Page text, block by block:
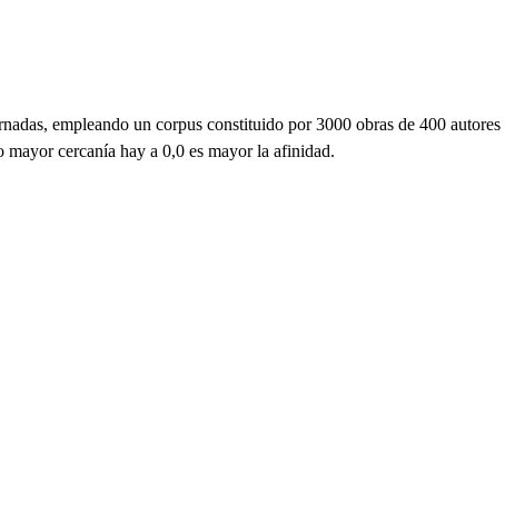
empleando un corpus constituido por 3000 obras de 400 autores
mayor cercanía hay a 0,0 es mayor la afinidad.